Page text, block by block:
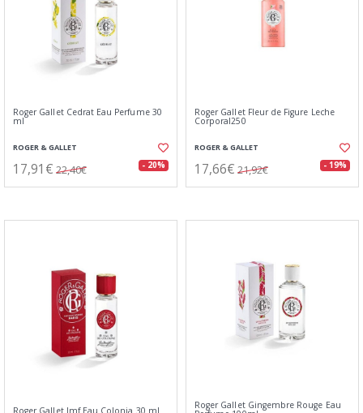
Roger Gallet Cedrat Eau Perfume 30
ml
ROGER & GALLET
17,91€ 22,40€ - 20%
Roger Gallet Fleur de Figure Leche
Corporal250
ROGER & GALLET
17,66€ 21,92€ - 19%
Roger Gallet Jmf Eau Colonia 30 ml Roger Gallet Gingembre Rouge Eau